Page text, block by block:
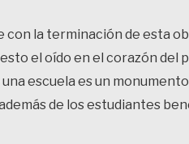
con la terminación de esta
el oído en el corazón del
escuela es un
de los estudiantes